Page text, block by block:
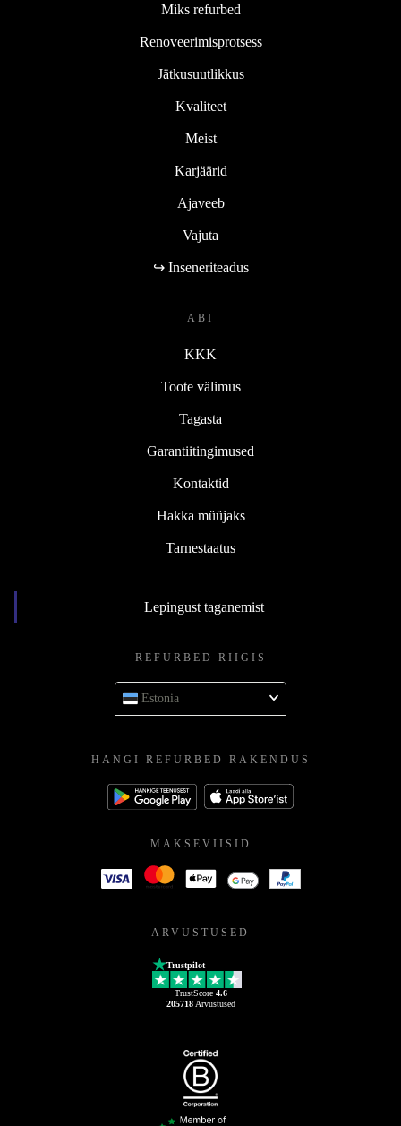
Miks refurbed
Renoveerimisprotsess
Jätkusuutlikkus
Kvaliteet
Meist
Karjäärid
Ajaveeb
Vajuta
↪ Inseneriteadus
ABI
KKK
Toote välimus
Tagasta
Garantiitingimused
Kontaktid
Hakka müüjaks
Tarnestaatus
Lepingust taganemist
REFURBED RIIGIS
Estonia
HANGI REFURBED RAKENDUS
MAKSEVIISID
ARVUSTUSED
Trustpilot
TrustScore 4.6
205718Arvustused